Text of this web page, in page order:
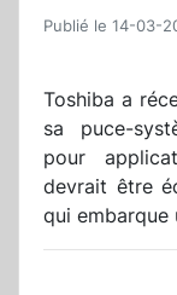
Publié le 14-03-
Toshiba a
sa puce-
pour
devrait être
qui embarque